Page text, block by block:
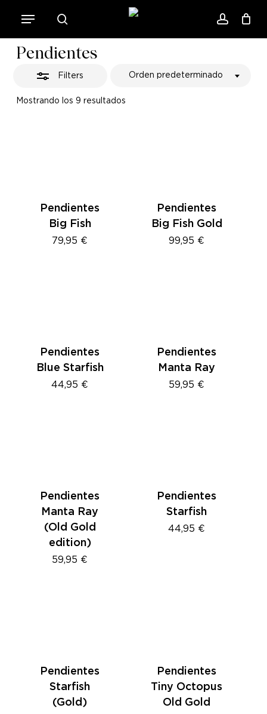
main
content
search account
Menu
Close
Pendientes
Filters
Mostrando los 9 resultados
Orden predeterminado
Close
Filters
Pendientes
Big Fish
79,95 €
Pendientes
Big Fish Gold
99,95 €
Pendientes
Blue Starfish
44,95 €
Pendientes
Manta Ray
59,95 €
Pendientes
Manta Ray
(Old Gold
edition)
59,95 €
Pendientes
Starfish
44,95 €
Pendientes
Starfish
(Gold)
Pendientes
Tiny Octopus
Old Gold